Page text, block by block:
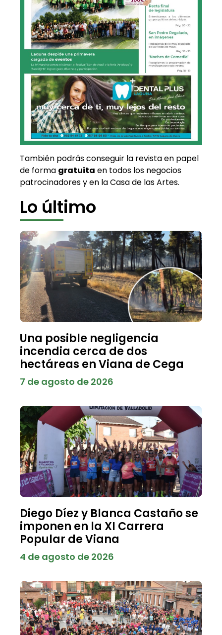
También podrás conseguir la revista en papel
de forma gratuita en todos los negocios
patrocinadores y en la Casa de las Artes.
Lo último
Una posible negligencia
incendia cerca de dos
hectáreas en Viana de Cega
7 de agosto de 2026
Diego Díez y Blanca Castaño se
imponen en la XI Carrera
Popular de Viana
4 de agosto de 2026